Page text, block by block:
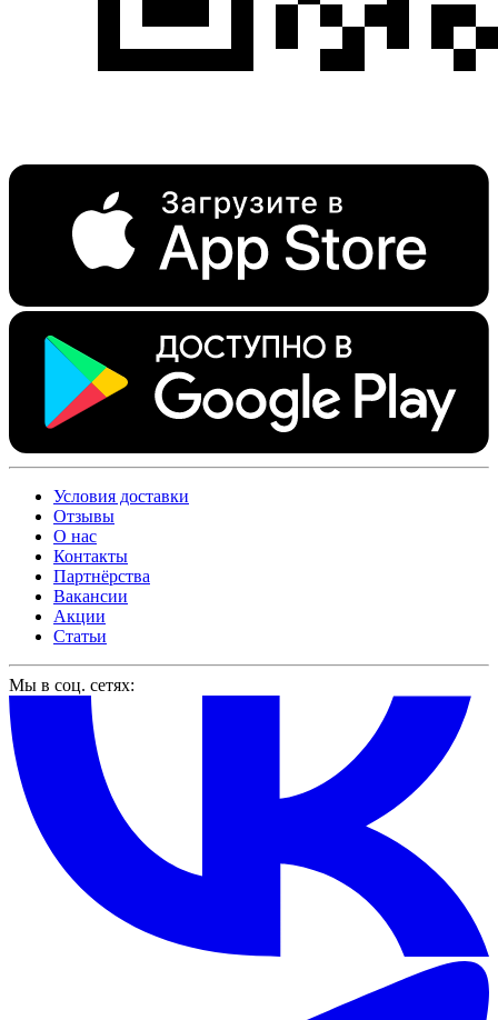
Условия доставки
Отзывы
О нас
Контакты
Партнёрства
Вакансии
Акции
Статьи
Мы в соц. сетях: